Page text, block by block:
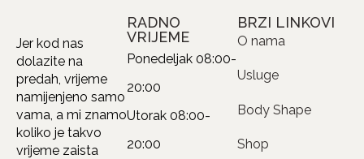
Jer kod nas
dolazite na
predah, vrijeme
namijenjeno samo
vama, a mi znamo
koliko je takvo
vrijeme zaista
RADNO
VRIJEME
Ponedeljak 08:00-
20:00
Utorak 08:00-
20:00
BRZI LINKOVI
O nama
Usluge
Body Shape
Shop